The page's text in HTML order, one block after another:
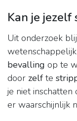
Kan je
Uit onderzoek
bevalling op te
door zelf te
je niet
er waarschijnlijk